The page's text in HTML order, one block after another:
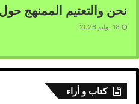
نحن والتعتيم الممنهج
18 يوليو 2026
كتاب و أراء